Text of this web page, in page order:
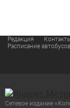
Редакция
Расписание автобусов
Сетевое издание